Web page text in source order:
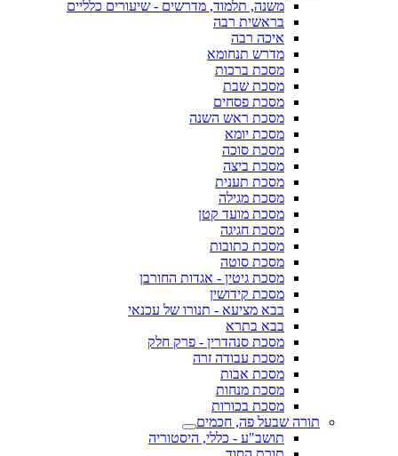
משנה, תלמוד, מדרשים - שיעורים כלליים
בראשית רבה
איכה רבה
מדרש תנחומא
מסכת ברכות
מסכת שבת
מסכת פסחים
מסכת ראש השנה
מסכת יומא
מסכת סוכה
מסכת ביצה
מסכת תענית
מסכת מגילה
מסכת מועד קטן
מסכת חגיגה
מסכת כתובות
מסכת סוטה
מסכת גיטין - אגדות החורבן
מסכת קידושין
בבא מציעא - תנורו של עכנאי
בבא בתרא
מסכת סנהדרין - פרק חלק
מסכת עבודה זרה
מסכת אבות
מסכת מנחות
מסכת בכורות
תורה שבעל פה, חכמים
תושב"ע - כללי, היסטוריה